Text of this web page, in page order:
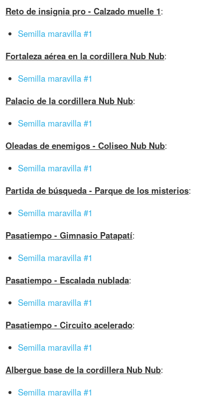
Reto de insignia pro - Calzado muelle 1:
Semilla maravilla #1
Fortaleza aérea en la cordillera Nub Nub:
Semilla maravilla #1
Palacio de la cordillera Nub Nub:
Semilla maravilla #1
Oleadas de enemigos - Coliseo Nub Nub:
Semilla maravilla #1
Partida de búsqueda - Parque de los misterios:
Semilla maravilla #1
Pasatiempo - Gimnasio Patapatí:
Semilla maravilla #1
Pasatiempo - Escalada nublada:
Semilla maravilla #1
Pasatiempo - Circuito acelerado:
Semilla maravilla #1
Albergue base de la cordillera Nub Nub:
Semilla maravilla #1